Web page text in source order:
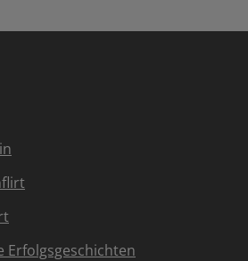
Erfolgsgeschichten